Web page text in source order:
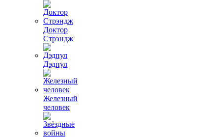
Доктор
Стрэндж
Дэдпул
Железный
человек